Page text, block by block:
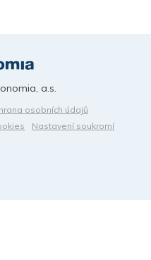
osobních údajů
Nastavení soukromí
a.s.